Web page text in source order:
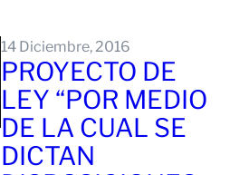
14 Diciembre, 2016
PROYECTO DE
LEY “POR MEDIO
DE LA CUAL SE
DICTAN